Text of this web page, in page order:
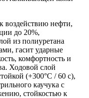
воздействию нефти,
до 20%,
из полиуретана
гасит ударные
комфортность и
Ходовой слой
(+300°С / 60 с),
каучука с
стойкостью к